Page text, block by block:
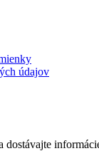
údajov
dostávajte